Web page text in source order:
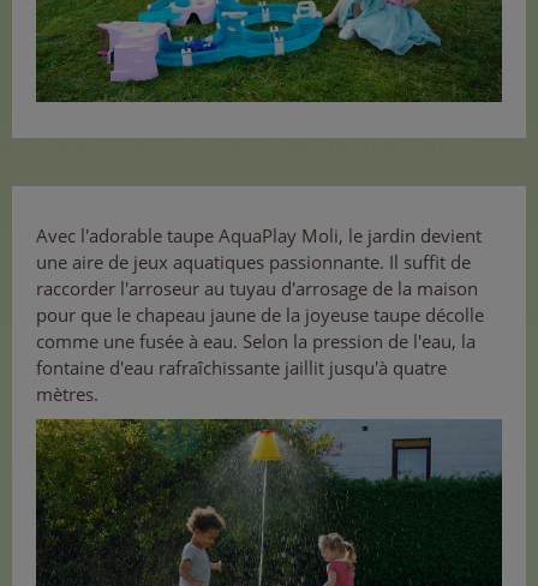
Avec l'adorable taupe AquaPlay Moli, le jardin devient
une aire de jeux aquatiques passionnante. Il suffit de
raccorder l'arroseur au tuyau d'arrosage de la maison
pour que le chapeau jaune de la joyeuse taupe décolle
comme une fusée à eau. Selon la pression de l'eau, la
fontaine d'eau rafraîchissante jaillit jusqu'à quatre
mètres.